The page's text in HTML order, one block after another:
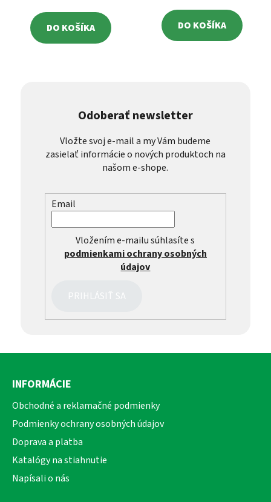
DO KOŠÍKA DO KOŠÍKA
Odoberať newsletter
Vložte svoj e-mail a my Vám budeme
zasielať informácie o nových produktoch na
našom e-shope.
Email
Vložením e-mailu súhlasíte s
podmienkami ochrany osobných
údajov
PRIHLÁSIŤ SA
Z
INFORMÁCIE
Obchodné a reklamačné podmienky
Podmienky ochrany osobných údajov
Doprava a platba
Katalógy na stiahnutie
Napísali o nás